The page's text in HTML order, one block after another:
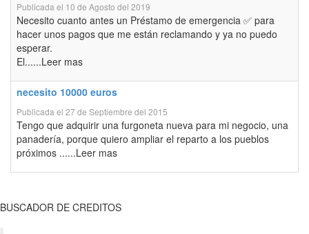
Publicada el 10 de Agosto del 2019
Necesito cuanto antes un Préstamo de emergencia ✅ para
hacer unos pagos que me están reclamando y ya no puedo
esperar.
El......Leer mas
necesito 10000 euros
Publicada el 27 de Septiembre del 2015
Tengo que adquirir una furgoneta nueva para mi negocio, una
panadería, porque quiero ampliar el reparto a los pueblos
próximos ......Leer mas
BUSCADOR DE CREDITOS